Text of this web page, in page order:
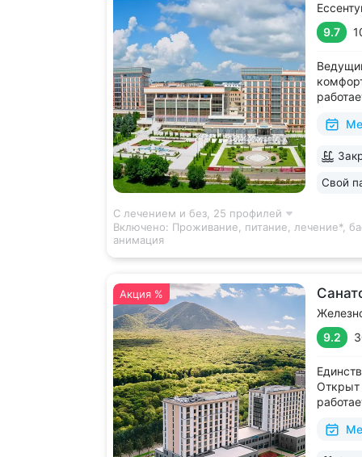
9.7
с
есть
Свой
С лечением и без, 25 профилей
Включено: Проживание, питание, лечение*,
анимация
Акция %
9.2
Открыт